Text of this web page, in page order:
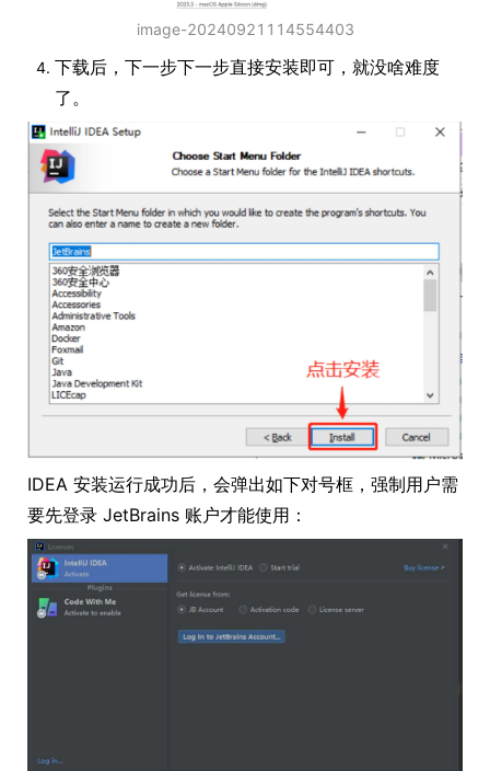
image-20240921114554403
下载后，下一步下一步直接安装即可，就没啥难度
了。
IDEA 安装运行成功后，会弹出如下对号框，强制用户需
要先登录 JetBrains 账户才能使用：